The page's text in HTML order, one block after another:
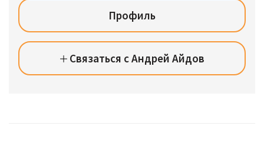
Профиль
Связаться с Андрей Айдов